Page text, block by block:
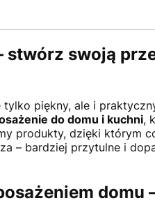
stwórz swoją
piękny, ale i
do domu i kuchni,
produkty, dzięki którym
– bardziej przytulne i
domu